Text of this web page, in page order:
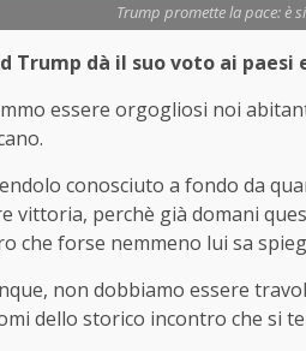
Trump promette la pace: è
Trump dà il suo voto ai
essere orgogliosi noi
conosciuto a fondo da
vittoria, perchè già domani
che forse nemmeno lui sa
non dobbiamo essere
dello storico incontro che si